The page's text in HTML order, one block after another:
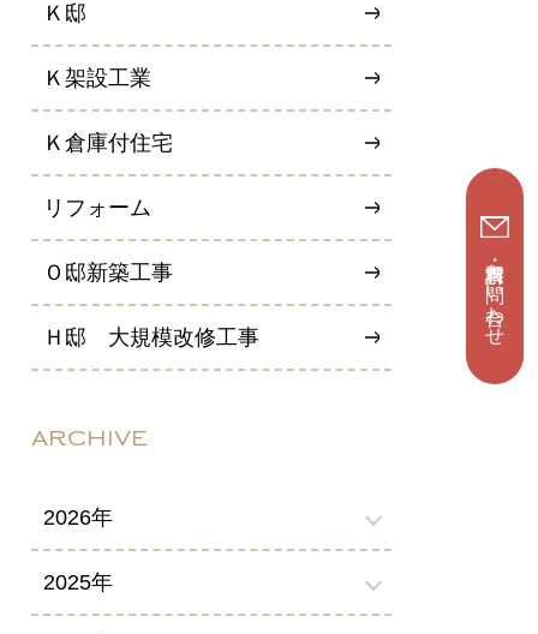
資料請求・お問い合わせ
Ｋ邸
Ｋ架設工業
Ｋ倉庫付住宅
リフォーム
Ｏ邸新築工事
Ｈ邸 大規模改修工事
ARCHIVE
2026年
2025年